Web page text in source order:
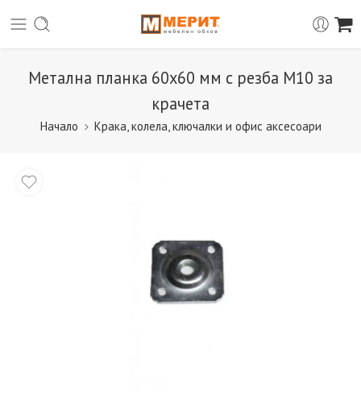
Метална планка 60х60 мм с резба М10 за
крачета
Начало Крака, колела, ключалки и офис аксесоари